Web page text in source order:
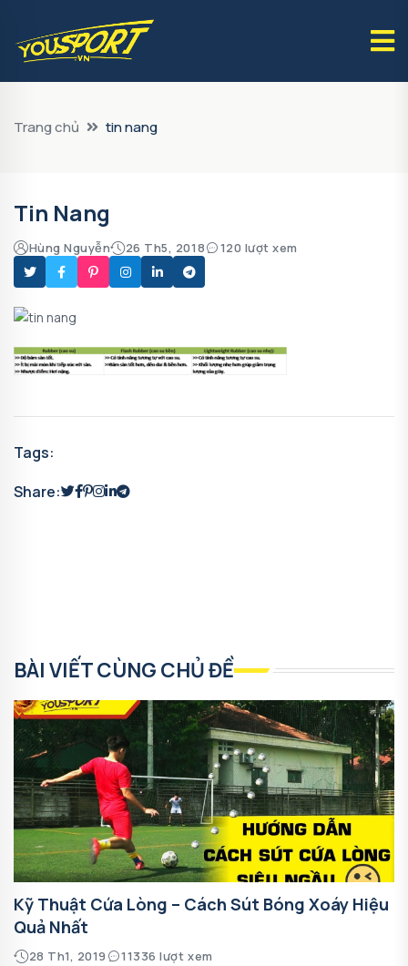
Trang chủ tin nang
Tin Nang
Hùng Nguyễn 26 Th5, 2018 120 lượt xem
Tags:
Share:
BÀI VIẾT CÙNG CHỦ ĐỀ
Kỹ Thuật Cứa Lòng – Cách Sút Bóng Xoáy Hiệu
Quả Nhất
28 Th1, 2019 11336 lượt xem